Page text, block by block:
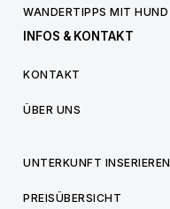
WANDERTIPPS MIT HUND
INFOS & KONTAKT
KONTAKT
ÜBER UNS
UNTERKUNFT INSERIEREN
PREISÜBERSICHT